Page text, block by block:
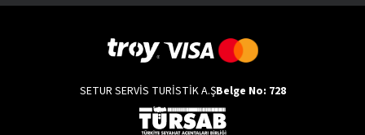
SETUR SERVİS TURİSTİK A.ŞBelge No: 728